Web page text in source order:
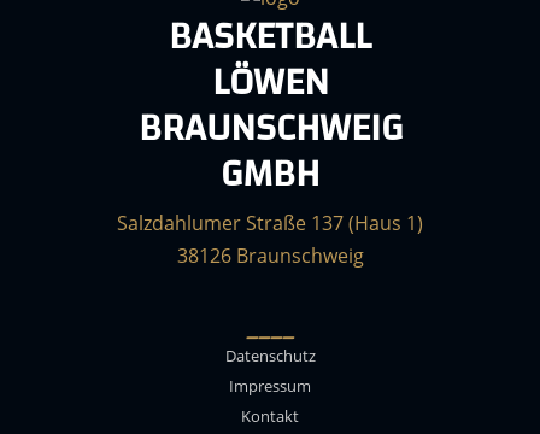
BASKETBALL
LÖWEN
BRAUNSCHWEIG
GMBH
Salzdahlumer Straße 137 (Haus 1)
38126 Braunschweig
____
Datenschutz
Impressum
Kontakt